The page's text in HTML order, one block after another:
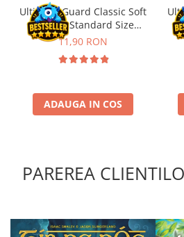
Puzzle 3000 piese
Puzzle 2000 piese
Puzzle 1500 piese
Puzzle 60 piese
Puzzle 4 in 1
Puzzle 120 piese
Puzzle 4000 piese
Ultimate Guard Classic Soft
Sleeves Standard Size
Transparent (100)
11,90 RON
ADAUGA IN COS
PAREREA